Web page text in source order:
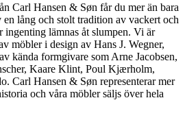
Carl Hansen & Søn får du mer än bara
lång och stolt tradition av vackert och
ingenting lämnas åt slumpen. Vi är
möbler i design av Hans J. Wegner,
kända formgivare som Arne Jacobsen,
Kaare Klint, Poul Kjærholm,
Carl Hansen & Søn representerar mer
och våra möbler säljs över hela